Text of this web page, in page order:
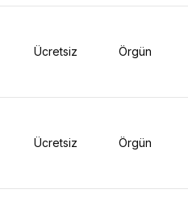
Ücretsiz Örgün
Ücretsiz Örgün